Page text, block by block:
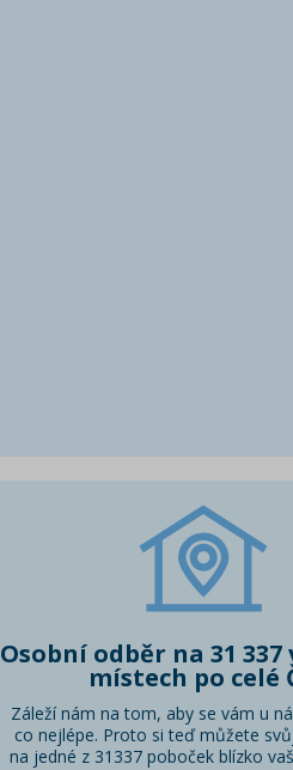
Osobní odběr na 31
místech po celé
Záleží nám na tom, aby se vám u
co nejlépe. Proto si teď můžete
na jedné z 31337 poboček blízko